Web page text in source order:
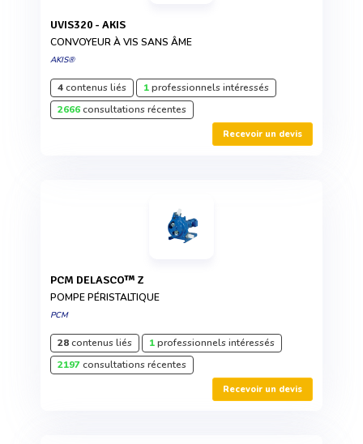
UVIS320 - AKIS
CONVOYEUR À VIS SANS ÂME
AKIS®
4contenus liés 1professionnels intéressés
2666consultations récentes
Recevoir un devis
PCM DELASCO™ Z
POMPE PÉRISTALTIQUE
PCM
28contenus liés 1professionnels intéressés
2197consultations récentes
Recevoir un devis